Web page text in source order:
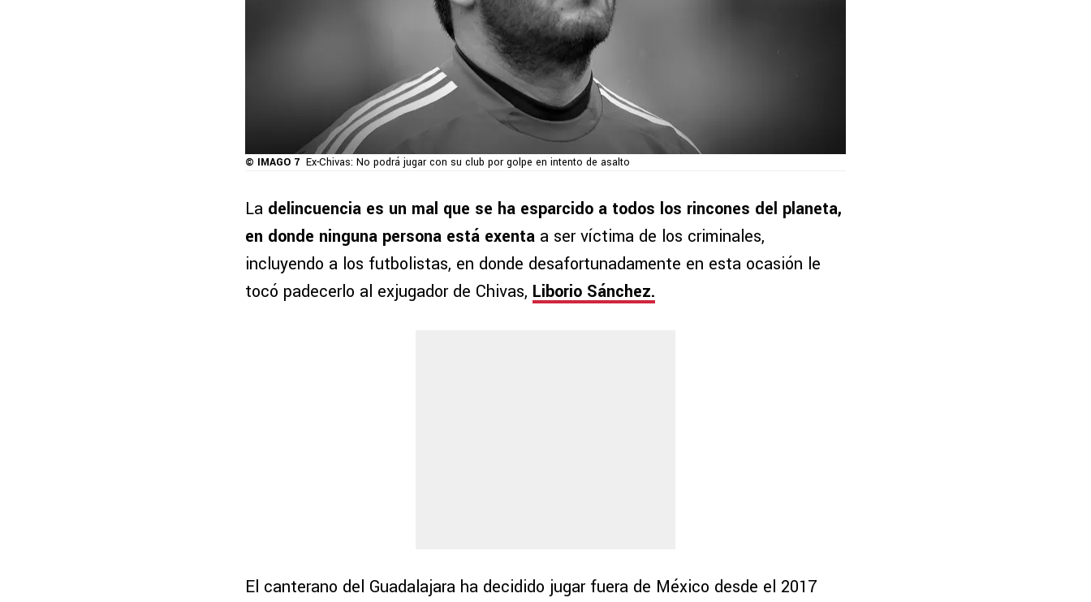
© IMAGO 7 Ex-Chivas: No podrá jugar con su club por golpe en intento de asalto
La delincuencia es un mal que se ha esparcido a todos los rincones del planeta,
en donde ninguna persona está exenta a ser víctima de los criminales,
incluyendo a los futbolistas, en donde desafortunadamente en esta ocasión le
tocó padecerlo al exjugador de Chivas, Liborio Sánchez.
El canterano del Guadalajara ha decidido jugar fuera de México desde el 2017